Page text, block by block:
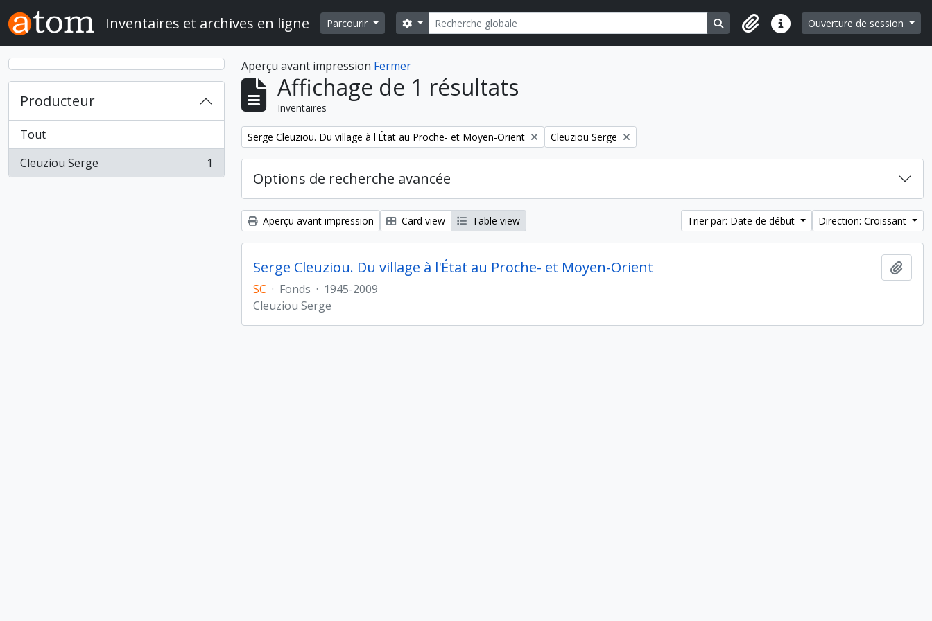
Skip to main content
Inventaires et archives en ligne Parcourir Rechercher
Search options Search in browse page
Liens rapidesOuverture de session
Producteur
Tout
Cleuziou Serge
, 1 résultats 1
Aperçu avant impression Fermer
Affichage de 1 résultats
Inventaires
Remove filter:
Serge Cleuziou. Du village à l'État au Proche- et Moyen-Orient Remove filter:
Cleuziou Serge
Options de recherche avancée
Aperçu avant impression Card view Table view Trier par: Date de début Direction: Croissant
Serge Cleuziou. Du village à l'État au Proche- et Moyen-Orient
SC · Fonds · 1945-2009
Cleuziou Serge